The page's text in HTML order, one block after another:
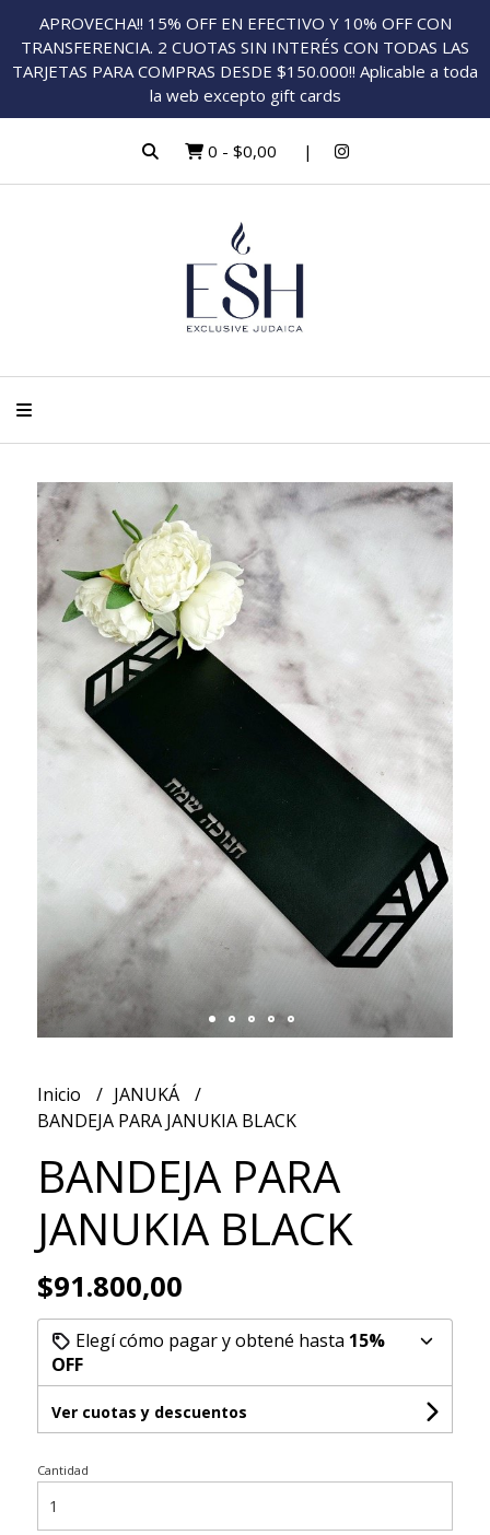
APROVECHA!! 15% OFF EN EFECTIVO Y 10% OFF CON
TRANSFERENCIA. 2 CUOTAS SIN INTERÉS CON TODAS LAS
TARJETAS PARA COMPRAS DESDE $150.000!! Aplicable a toda
la web excepto gift cards
0 - $0,00
Inicio
JANUKÁ
BANDEJA PARA JANUKIA BLACK
BANDEJA PARA
JANUKIA BLACK
$91.800,00
Elegí cómo pagar y obtené hasta 15%
OFF
Ver cuotas y descuentos
Cantidad